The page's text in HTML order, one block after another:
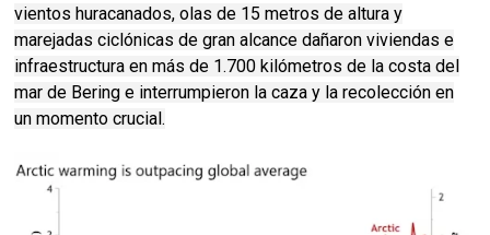
vientos huracanados, olas de 15 metros de altura y
marejadas ciclónicas de gran alcance dañaron viviendas e
infraestructura en más de 1.700 kilómetros de la costa del
mar de Bering e interrumpieron la caza y la recolección en
un momento crucial.